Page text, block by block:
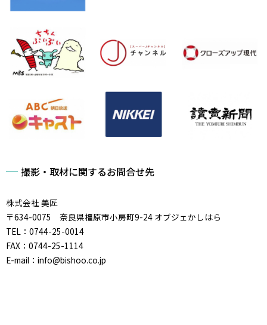
撮影・取材に関するお問合せ先
株式会社 美匠
〒634-0075 奈良県橿原市小房町9-24 オブジェかしはら
TEL：0744-25-0014
FAX：0744-25-1114
E-mail：info@bishoo.co.jp